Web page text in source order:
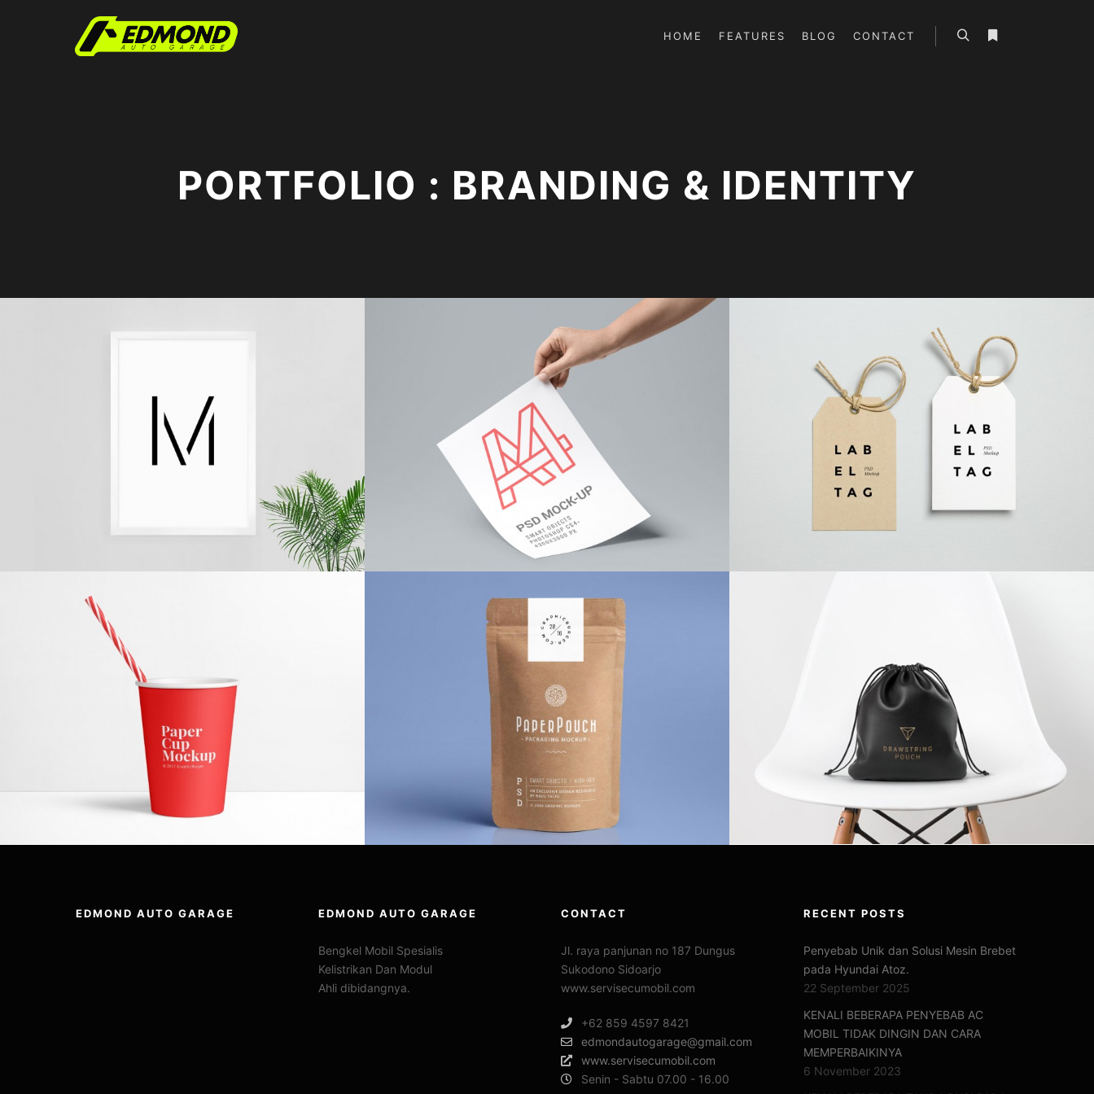
HOME FEATURES BLOG CONTACT
PORTFOLIO : BRANDING & IDENTITY
EDMOND AUTO GARAGE EDMOND AUTO GARAGE
Bengkel Mobil Spesialis
Kelistrikan Dan Modul
Ahli dibidangnya.
CONTACT
Jl. raya panjunan no 187 Dungus
Sukodono Sidoarjo
www.servisecumobil.com
+62 859 4597 8421
edmondautogarage@gmail.com
www.servisecumobil.com
Senin - Sabtu 07.00 - 16.00
RECENT POSTS
Penyebab Unik dan Solusi Mesin Brebet
pada Hyundai Atoz.
22 September 2025
KENALI BEBERAPA PENYEBAB AC
MOBIL TIDAK DINGIN DAN CARA
MEMPERBAIKINYA
6 November 2023